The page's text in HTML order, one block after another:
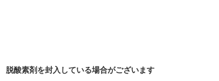
脱酸素剤を封入している場合がございます